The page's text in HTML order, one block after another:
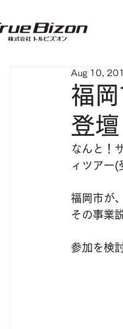
福
登壇
Aug 10,
なんと！
ィツアー(
福岡市が
その事業
参加を検